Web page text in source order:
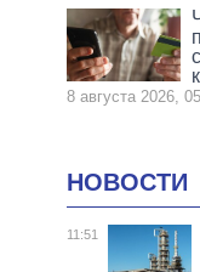
8 августа 2026,
НОВОСТИ
11:51